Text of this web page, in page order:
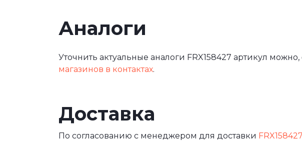
Аналоги
Уточнить актуальные аналоги FRX158427 артикул
магазинов в контактах.
Доставка
По согласованию с менеджером для доставки